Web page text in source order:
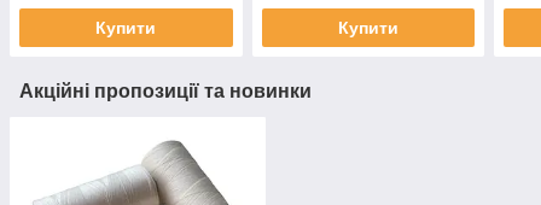
Купити Купити
Акційні пропозиції та новинки